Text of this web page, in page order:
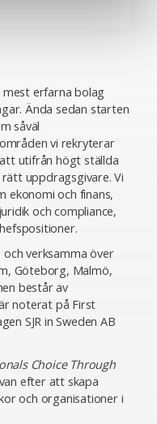
mest erfarna bolag
Ända sedan starten
såväl
vi rekryterar
utifrån högt ställda
uppdragsgivare. Vi
ekonomi och finans,
och compliance,
och verksamma över
Göteborg, Malmö,
består av
noterat på First
SJR in Sweden AB
Choice Through
efter att skapa
och organisationer i